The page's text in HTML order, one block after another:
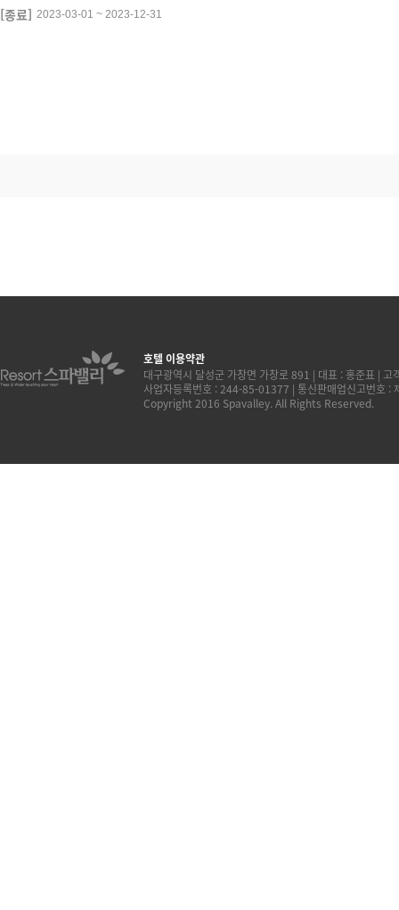
[종료] 2023-03-01 ~ 2023-12-31
호텔 이용약관
대구광역시 달성군 가창면 가창로 891 | 대표 : 홍준표 |
사업자등록번호 : 244-85-01377 | 통신판매업신고번호 :
Copyright 2016 Spavalley. All Rights Reserved.